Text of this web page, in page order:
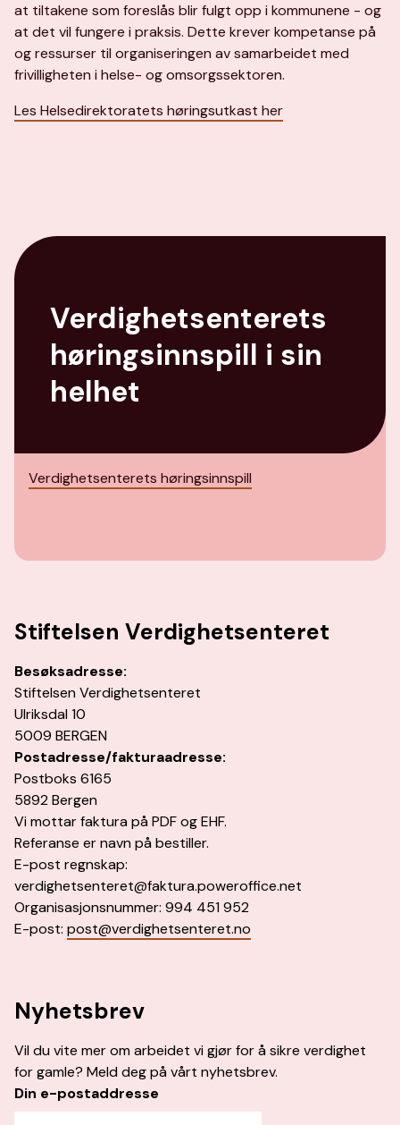
at tiltakene som foreslås blir fulgt opp i kommunene - og
at det vil fungere i praksis. Dette krever kompetanse på
og ressurser til organiseringen av samarbeidet med
frivilligheten i helse- og omsorgssektoren.
Les Helsedirektoratets høringsutkast her
Verdighetsenterets
høringsinnspill i sin
helhet
Verdighetsenterets høringsinnspill
Stiftelsen Verdighetsenteret
Besøksadresse:
Stiftelsen Verdighetsenteret
Ulriksdal 10
5009 BERGEN
Postadresse/fakturaadresse:
Postboks 6165
5892 Bergen
Vi mottar faktura på PDF og EHF.
Referanse er navn på bestiller.
E-post regnskap:
verdighetsenteret@faktura.poweroffice.net
Organisasjonsnummer: 994 451 952
E-post: post@verdighetsenteret.no
Nyhetsbrev
Vil du vite mer om arbeidet vi gjør for å sikre verdighet
for gamle? Meld deg på vårt nyhetsbrev.
Din e-postaddresse